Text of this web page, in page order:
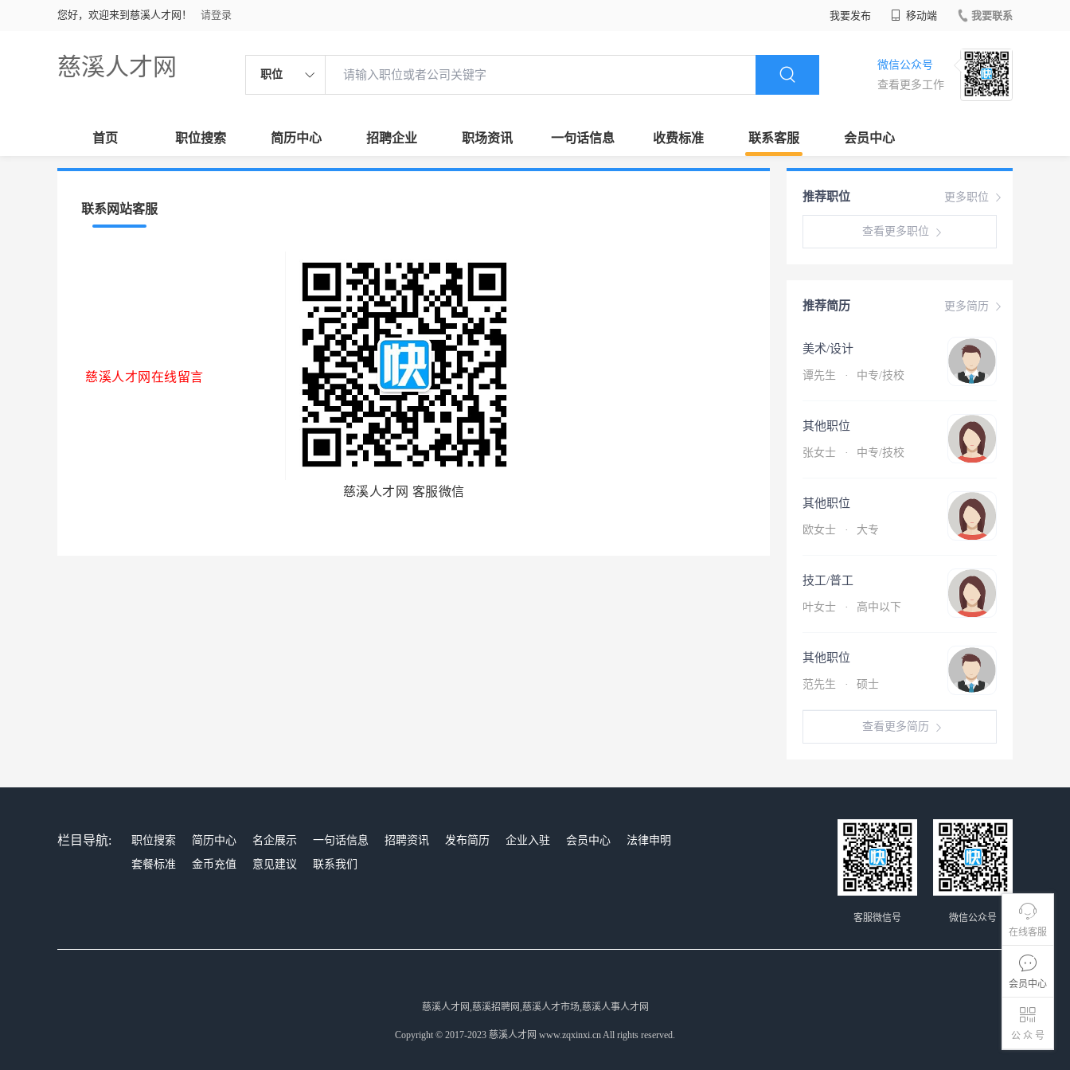
您好，欢迎来到慈溪人才网！ 请登录 我要发布 移动端 我要联系
慈溪人才网 职位
微信公众号
查看更多工作
首页 职位搜索 简历中心 招聘企业 职场资讯 一句话信息 收费标准 联系客服 会员中心
在线客服
会员中心
公 众 号
联系网站客服
慈溪人才网在线留言
慈溪人才网 客服微信
更多职位
推荐职位
查看更多职位
更多简历
推荐简历
美术/设计
谭先生 · 中专/技校
其他职位
张女士 · 中专/技校
其他职位
欧女士 · 大专
技工/普工
叶女士 · 高中以下
其他职位
范先生 · 硕士
查看更多简历
栏目导航: 职位搜索 简历中心 名企展示 一句话信息 招聘资讯 发布简历 企业入驻 会员中心
法律申明
套餐标准
金币充值 意见建议 联系我们
微信公众号
客服微信号
慈溪人才网,慈溪招聘网,慈溪人才市场,慈溪人事人才网
Copyright © 2017-2023 慈溪人才网 www.zqxinxi.cn All rights reserved.